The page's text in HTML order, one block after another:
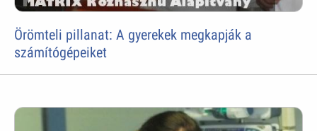
Örömteli pillanat: A gyerekek megkapják a
számítógépeiket